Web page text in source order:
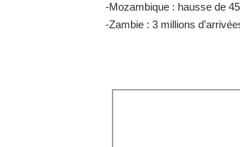
-Mozambique : hausse de
-Zambie : 3 millions